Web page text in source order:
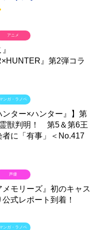
』第2弾コラ
アニメ
ンター×ハンター』】第
獣判明！ 第5＆第6王
に「有事」＜No.417
ンガ・ラノベ
メモリーズ』初のキャス
公式レポート到着！
声優
ンガ・ラノベ